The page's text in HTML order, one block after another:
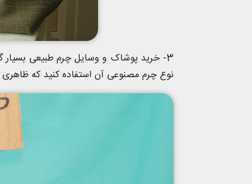
3- خرید پوشاک و وسایل چرم طبیعی بسیار
نوع چرم مصنوعی آن استفاده کنید که ظاهری